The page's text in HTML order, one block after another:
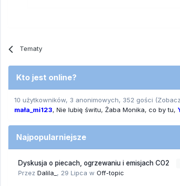
Tematy
Kto jest online?
10 użytkowników, 3 anonimowych, 352 gości
mała_mi123 Nie lubię świtu Żaba Monika co by tu
Najpopularniejsze
Dyskusja o piecach, ogrzewaniu i emisjach CO2
Przez Dalila_ , 29 Lipca w Off-topic